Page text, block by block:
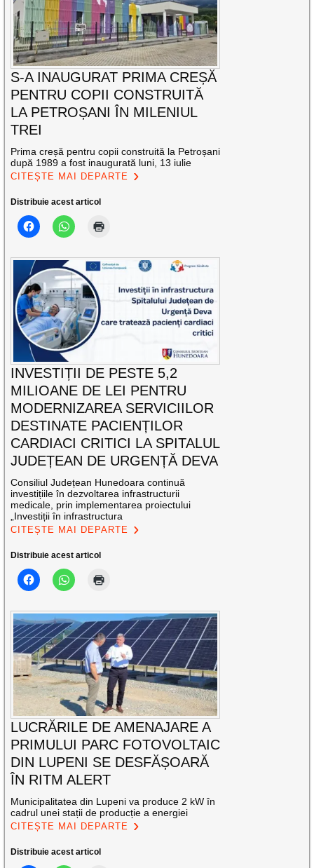
S-A INAUGURAT PRIMA CREȘĂ
PENTRU COPII CONSTRUITĂ
LA PETROȘANI ÎN MILENIUL
TREI
Prima creșă pentru copii construită la Petroșani
după 1989 a fost inaugurată luni, 13 iulie
CITEȘTE MAI DEPARTE
Distribuie acest articol
INVESTIȚII DE PESTE 5,2
MILIOANE DE LEI PENTRU
MODERNIZAREA SERVICIILOR
DESTINATE PACIENȚILOR
CARDIACI CRITICI LA SPITALUL
JUDEȚEAN DE URGENȚĂ DEVA
Consiliul Județean Hunedoara continuă
investițiile în dezvoltarea infrastructurii
medicale, prin implementarea proiectului
„Investiții în infrastructura
CITEȘTE MAI DEPARTE
Distribuie acest articol
LUCRĂRILE DE AMENAJARE A
PRIMULUI PARC FOTOVOLTAIC
DIN LUPENI SE DESFĂȘOARĂ
ÎN RITM ALERT
Municipalitatea din Lupeni va produce 2 kW în
cadrul unei stații de producție a energiei
CITEȘTE MAI DEPARTE
Distribuie acest articol